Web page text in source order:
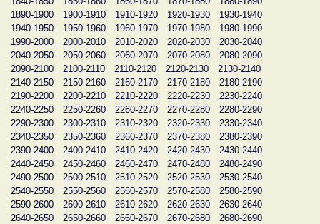
1890-1900
1900-1910 1910-1920 1920-1930
1930-1940
1940-1950
1950-1960 1960-1970 1970-1980
1980-1990
1990-2000
2000-2010 2010-2020 2020-2030
2030-2040
2040-2050
2050-2060 2060-2070 2070-2080
2080-2090
2090-2100
2100-2110 2110-2120 2120-2130
2130-2140
2140-2150
2150-2160 2160-2170 2170-2180
2180-2190
2190-2200
2200-2210 2210-2220 2220-2230
2230-2240
2240-2250
2250-2260 2260-2270 2270-2280
2280-2290
2290-2300
2300-2310 2310-2320 2320-2330
2330-2340
2340-2350
2350-2360 2360-2370 2370-2380
2380-2390
2390-2400
2400-2410 2410-2420 2420-2430
2430-2440
2440-2450
2450-2460 2460-2470 2470-2480
2480-2490
2490-2500
2500-2510 2510-2520 2520-2530
2530-2540
2540-2550
2550-2560 2560-2570 2570-2580
2580-2590
2590-2600
2600-2610 2610-2620 2620-2630
2630-2640
2640-2650
2650-2660 2660-2670 2670-2680
2680-2690